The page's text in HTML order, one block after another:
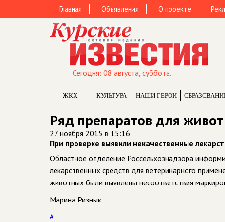
Главная Объявления О проекте
Сегодня: 08 августа, суббота.
ЖКХ КУЛЬТУРА НАШИ ГЕРОИ
Ряд препаратов для
27 ноября 2015 в 15:16
При проверке выявили некачественные
Областное отделение Россельхознадзора
лекарственных средств для ветеринарного
животных были выявлены несоответствия
Марина Ризнык.
#